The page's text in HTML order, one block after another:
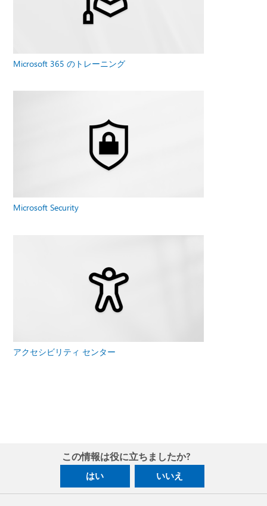
Microsoft 365 のトレーニング
Microsoft Security
アクセシビリティ センター
この情報は役に立ちましたか?
はい いいえ